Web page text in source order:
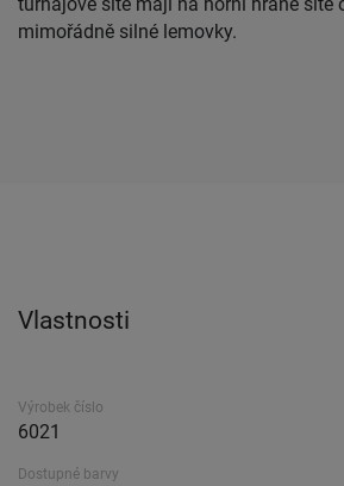
turnajové sítě mají na horní hraně sítě
mimořádně silné lemovky.
Vlastnosti
Výrobek číslo
6021
Dostupné barvy